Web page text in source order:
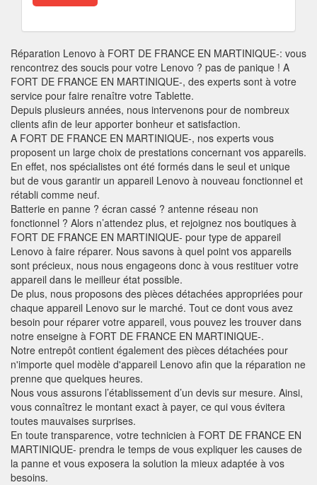
Réparation Lenovo à FORT DE FRANCE EN MARTINIQUE-: vous
rencontrez des soucis pour votre Lenovo ? pas de panique ! A
FORT DE FRANCE EN MARTINIQUE-, des experts sont à votre
service pour faire renaître votre Tablette.
Depuis plusieurs années, nous intervenons pour de nombreux
clients afin de leur apporter bonheur et satisfaction.
A FORT DE FRANCE EN MARTINIQUE-, nos experts vous
proposent un large choix de prestations concernant vos appareils.
En effet, nos spécialistes ont été formés dans le seul et unique
but de vous garantir un appareil Lenovo à nouveau fonctionnel et
rétabli comme neuf.
Batterie en panne ? écran cassé ? antenne réseau non
fonctionnel ? Alors n’attendez plus, et rejoignez nos boutiques à
FORT DE FRANCE EN MARTINIQUE- pour type de appareil
Lenovo à faire réparer. Nous savons à quel point vos appareils
sont précieux, nous nous engageons donc à vous restituer votre
appareil dans le meilleur état possible.
De plus, nous proposons des pièces détachées appropriées pour
chaque appareil Lenovo sur le marché. Tout ce dont vous avez
besoin pour réparer votre appareil, vous pouvez les trouver dans
notre enseigne à FORT DE FRANCE EN MARTINIQUE-.
Notre entrepôt contient également des pièces détachées pour
n'importe quel modèle d'appareil Lenovo afin que la réparation ne
prenne que quelques heures.
Nous vous assurons l’établissement d’un devis sur mesure. Ainsi,
vous connaîtrez le montant exact à payer, ce qui vous évitera
toutes mauvaises surprises.
En toute transparence, votre technicien à FORT DE FRANCE EN
MARTINIQUE- prendra le temps de vous expliquer les causes de
la panne et vous exposera la solution la mieux adaptée à vos
besoins.